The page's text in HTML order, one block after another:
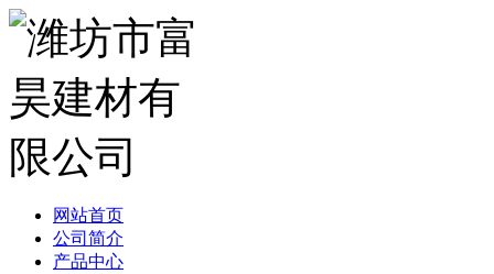
网站首页
公司简介
产品中心